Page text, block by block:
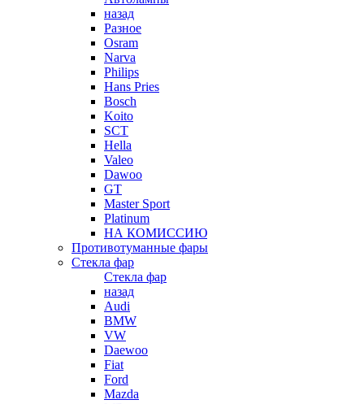
назад
Разное
Osram
Narva
Philips
Hans Pries
Bosch
Koito
SCT
Hella
Valeo
Dawoo
GT
Master Sport
Platinum
НА КОМИССИЮ
Противотуманные фары
Стекла фар
Стекла фар
назад
Audi
BMW
VW
Daewoo
Fiat
Ford
Mazda